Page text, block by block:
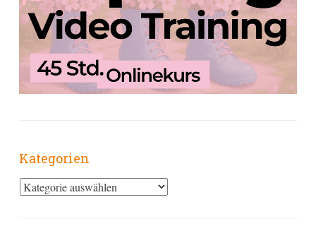
Kategorien
Kategorien